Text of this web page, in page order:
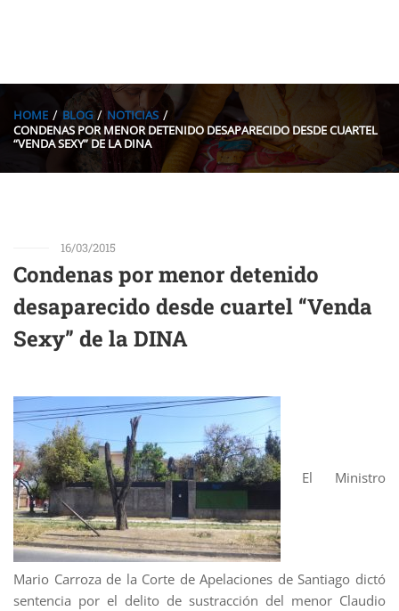
HOME BLOG
NOTICIAS
CONDENAS POR MENOR DETENIDO DESAPARECIDO DESDE CUARTEL
“VENDA SEXY” DE LA DINA
16/03/2015
Condenas por menor detenido
desaparecido desde cuartel “Venda
Sexy” de la DINA
El Ministro
Mario Carroza de la Corte de Apelaciones de Santiago dictó
sentencia por el delito de sustracción del menor Claudio